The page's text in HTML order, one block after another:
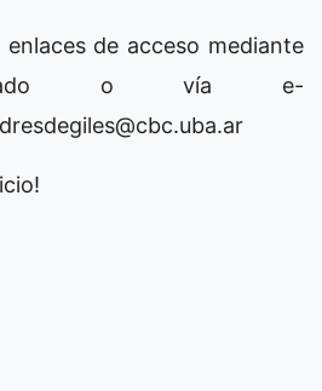
de acceso mediante
o vía e-